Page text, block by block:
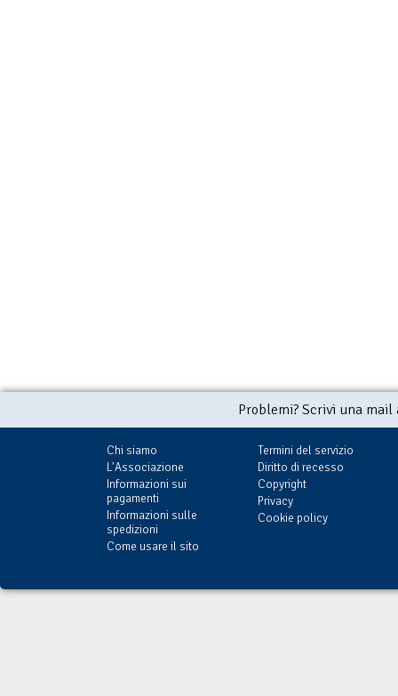
Problemi? Scrivi una
Chi siamo
L'Associazione
Informazioni sui
pagamenti
Informazioni sulle
spedizioni
Come usare il sito
Termini del servizio
Diritto di recesso
Copyright
Privacy
Cookie policy